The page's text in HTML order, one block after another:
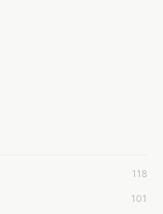
118
101